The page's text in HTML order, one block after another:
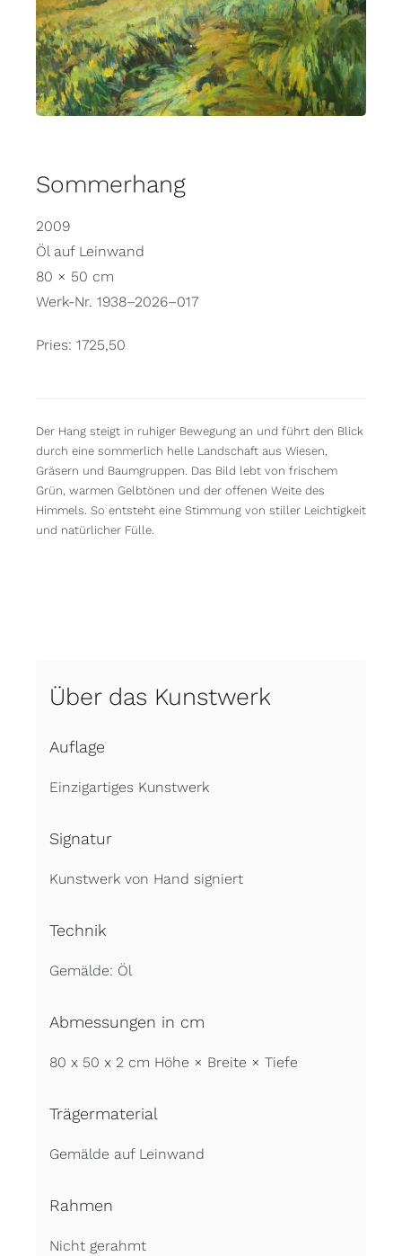
Sommerhang
2009
Öl auf Leinwand
80 × 50 cm
Werk-Nr. 1938–2026–017
Pries: 1725,50
Der Hang steigt in ruhiger Bewegung an und führt den Blick
durch eine sommerlich helle Landschaft aus Wiesen,
Gräsern und Baumgruppen. Das Bild lebt von frischem
Grün, warmen Gelbtönen und der offenen Weite des
Himmels. So entsteht eine Stimmung von stiller Leichtigkeit
und natürlicher Fülle.
Über das Kunstwerk
Auflage
Einzigartiges Kunstwerk
Signatur
Kunstwerk von Hand signiert
Technik
Gemälde: Öl
Abmessungen in cm
80 x 50 x 2 cm Höhe × Breite × Tiefe
Trägermaterial
Gemälde auf Leinwand
Rahmen
Nicht gerahmt